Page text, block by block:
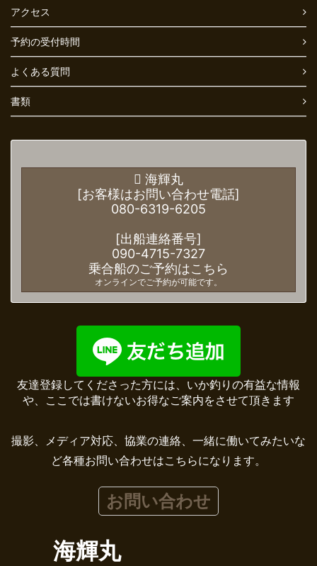
アクセス
予約の受付時間
よくある質問
書類
海輝丸
[お客様はお問い合わせ電話]
080-6319-6205
[出船連絡番号]
090-4715-7327
乗合船のご予約はこちら
オンラインでご予約が可能です。
友達登録してくださった方には、いか釣りの有益な情報
や、ここでは書けないお得なご案内をさせて頂きます
撮影、メディア対応、協業の連絡、一緒に働いてみたいな
ど各種お問い合わせはこちらになります。
お問い合わせ
海輝丸